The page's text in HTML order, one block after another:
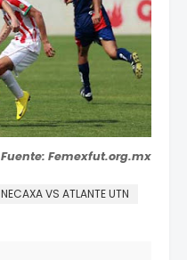
Fuente: Femexfut.org.mx
NECAXA VS ATLANTE UTN